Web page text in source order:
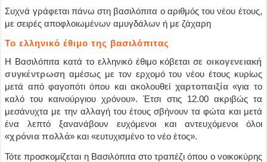
Συχνά γράφεται πάνω στη βασιλόπιτα ο αριθμός του νέου έτους,
με σειρές αποφλοιωμένων αμυγδάλων ή με ζάχαρη
Το ελληνικό έθιμο της βασιλόπιτας
Η Βασιλόπιτα κατά το ελληνικό έθιμο κόβεται σεοικογενειακή
συγκέντρωση αμέσως με τον ερχομό του νέου έτους κυρίως
μετά από φαγοπότι όπου και ακολουθεί χαρτοπαιξία«για το
καλό του καινούργιου χρόνου». Έτσι στις 12.00 ακριβώς τα
μεσάνυχτα με την αλλαγή του έτους σβήνουν τα φώτα και μετά
ένα λεπτό ξανανάβουν ευχόμενοι και αντευχόμενοι όλοι
«χρόνια πολλά» και «ευτυχισμένο το νέο έτος».
Τότε προσκομίζεται η Βασιλόπιτα στο τραπέζι όπου ο νοικοκύρης